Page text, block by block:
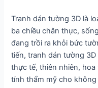
Tranh dán tường 3D là
ba chiều chân thực,
đang trồi ra khỏi bức
tiến, tranh dán tường
thực tế, thiên nhiên,
tính thẩm mỹ cho không